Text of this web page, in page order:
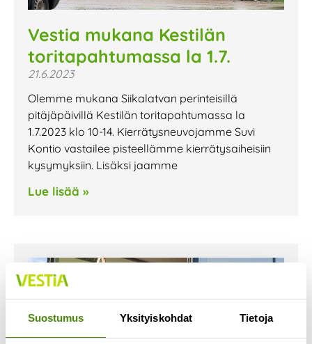
Suostumus Yksityiskohdat Tietoja
Vestia mukana Kestilän
toritapahtumassa la 1.7.
21.6.2023
Olemme mukana Siikalatvan perinteisillä
pitäjäpäivillä Kestilän toritapahtumassa la
1.7.2023 klo 10-14. Kierrätysneuvojamme Suvi
Kontio vastailee pisteellämme kierrätysaiheisiin
kysymyksiin. Lisäksi jaamme
Lue lisää »